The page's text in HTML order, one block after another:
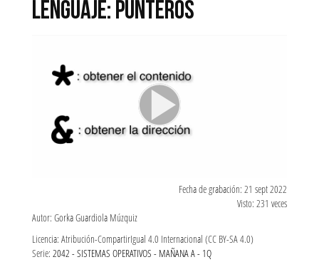
LENGUAJE: PUNTEROS
Fecha de grabación: 21 sept 2022
Visto: 231 veces
Autor: Gorka Guardiola Múzquiz
Licencia: Atribución-CompartirIgual 4.0 Internacional (CC BY-SA 4.0)
Serie: 2042 - SISTEMAS OPERATIVOS - MAÑANA A - 1Q